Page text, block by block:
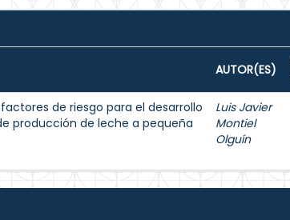
AUTOR(ES)
de riesgo para el desarrollo
producción de leche a pequeña
Luis Javier
Montiel
Olguín